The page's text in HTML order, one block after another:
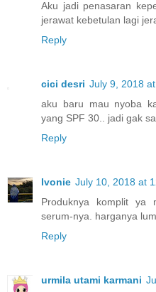
Aku jadi penasaran
jerawat kebetulan lagi
Reply
cici desri July 9, 2018
aku baru mau nyoba
yang SPF 30.. jadi gak
Reply
Ivonie July 10, 2018 at
Produknya komplit ya
serum-nya. harganya
Reply
urmila utami karmani